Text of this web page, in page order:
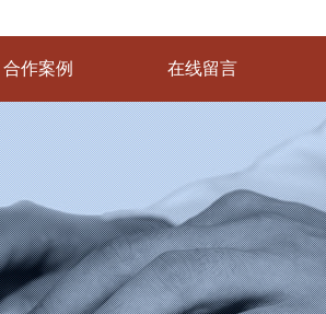
合作案例 在线留言